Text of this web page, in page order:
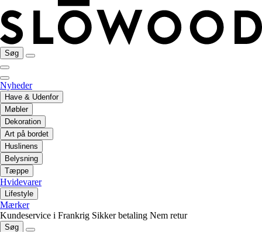
Søg
Nyheder
Have & Udenfor
Møbler
Dekoration
Art på bordet
Huslinens
Belysning
Tæppe
Hvidevarer
Lifestyle
Mærker
Kundeservice i Frankrig Sikker betaling Nem retur
Søg